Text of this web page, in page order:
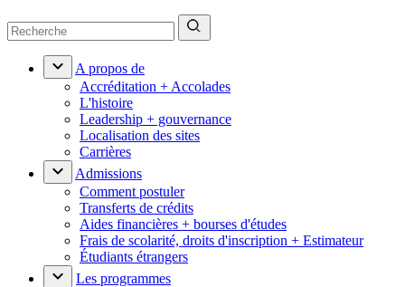
A propos de
Accréditation + Accolades
L'histoire
Leadership + gouvernance
Localisation des sites
Carrières
Admissions
Comment postuler
Transferts de crédits
Aides financières + bourses d'études
Frais de scolarité, droits d'inscription + Estimateur
Étudiants étrangers
Les programmes